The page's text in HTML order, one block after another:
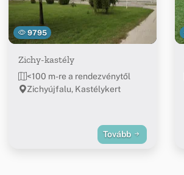
9795
Zichy-kastély
<100 m-re a rendezvénytől
Zichyújfalu, Kastélykert
Tovább